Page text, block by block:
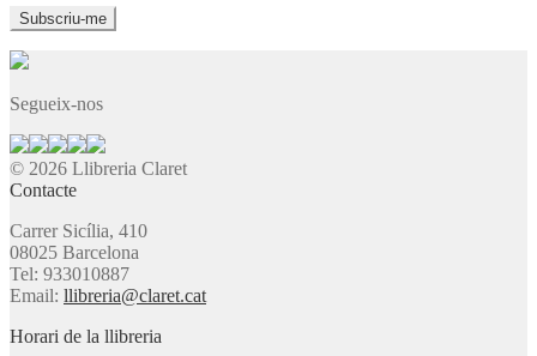
Segueix-nos
© 2026 Llibreria Claret
Contacte
Carrer Sicília, 410
08025 Barcelona
Tel: 933010887
Email: llibreria@claret.cat
Horari de la llibreria